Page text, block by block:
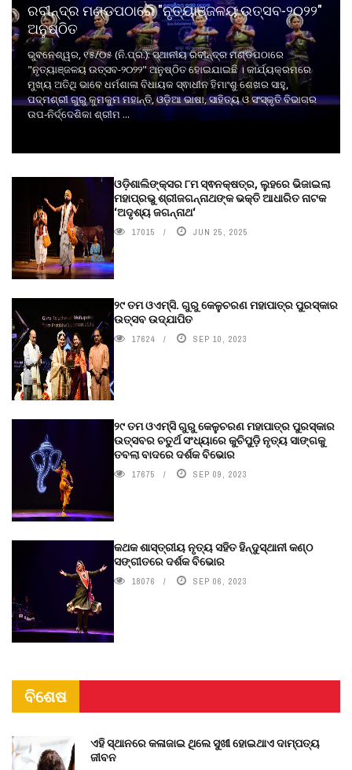
ରବୀନ୍ଦ୍ର ମଣ୍ଡପଠାରେ "ନୃତ୍ୟାଞ୍ଜଳୟ ଉତ୍ସବ-୨୦୨୨"
ଅନୁଷ୍ଠିତ
ଭୁବନେଶ୍ୱର, ୧୫/୦୫ (ନି.ପ୍ର.): ସ୍ଥାନୀୟ ରବୀନ୍ଦ୍ର ମଣ୍ଡପଠାରେ
"ନୃତ୍ୟାଞ୍ଜଳୟ ଉତ୍ସବ-୨୦୨୨" ଅନୁଷ୍ଠିତ ହୋଇଯାଇଛି । କାର୍ଯ୍ୟକ୍ରମରେ
ମୁଖ୍ୟ ଅତିଥି ଭାବେ ଧର୍ମଶାଳା ବିଧାୟକ ସ୍ଵାଧୀନ ହିମାଂଶୁ ଶେଖର ସାହୁ,
ପଦ୍ମଶ୍ରୀ ଗୁରୁ କୁମକୁମ ମହାନ୍ତି, ଓଡ଼ିଆ ଭାଷା, ସାହିତ୍ୟ ଓ ସଂସ୍କୃତି ବିଭାଗର
ଉପ-ନିର୍ଦ୍ଦେଶିକା ଶ୍ରୀମ ...
ଓଡ଼ିଶାଲିଙ୍କ୍ସର ୮ମ ସ୍ଵନକ୍ଷତ୍ର, ଲୁହରେ ଭିଜାଇଲା
ମହାପ୍ରଭୁ ଶ୍ରୀଜଗନ୍ନାଥଙ୍କ ଭକ୍ତି ଆଧାରିତ ନାଟକ
‘ଅଦୃଶ୍ୟ ଜଗନ୍ନାଥ‘
17015 JUN 25, 2025
୨୯ ତମ ଓଏମ୍‌ସି. ଗୁରୁ କେଳୁଚରଣ ମହାପାତ୍ର ପୁରସ୍କାର
ଉତ୍ସବ ଉଦ୍‍ଯାପିତ
17624 SEP 10, 2023
୨୯ ତମ ଓଏମ୍‌ସି ଗୁରୁ କେଳୁଚରଣ ମହାପାତ୍ର ପୁରସ୍କାର
ଉତ୍ସବର ଚତୁର୍ଥ ସଂଧ୍ୟାରେ କୁଚିପୁଡ଼ି ନୃତ୍ୟ ସାଙ୍ଗକୁ
ତବଲା ବାଦରେ ଦର୍ଶକ ବିଭୋର
17675 SEP 09, 2023
କଥକ ଶାସ୍ତ୍ରୀୟ ନୃତ୍ୟ ସହିତ ହିନ୍ଦୁସ୍ଥାନୀ କଣ୍ଠ
ସଙ୍ଗୀତରେ ଦର୍ଶକ ବିଭୋର
18076 SEP 06, 2023
ବିଶେଷ
ଏହି ସ୍ଥାନରେ କଳାଜାଇ ଥିଲେ ସୁଖୀ ହୋଇଥାଏ ଦାମ୍ପତ୍ୟ
ଜୀବନ